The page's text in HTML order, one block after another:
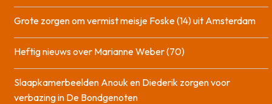
Grote zorgen om vermist meisje Foske (14) uit Amsterdam
Heftig nieuws over Marianne Weber (70)
Slaapkamerbeelden Anouk en Diederik zorgen voor
verbazing in De Bondgenoten